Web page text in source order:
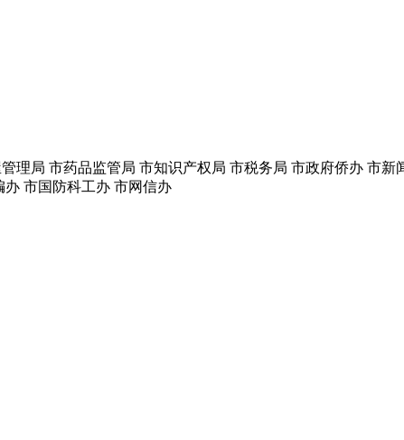
理局 市药品监管局 市知识产权局 市税务局 市政府侨办 市
市国防科工办 市网信办